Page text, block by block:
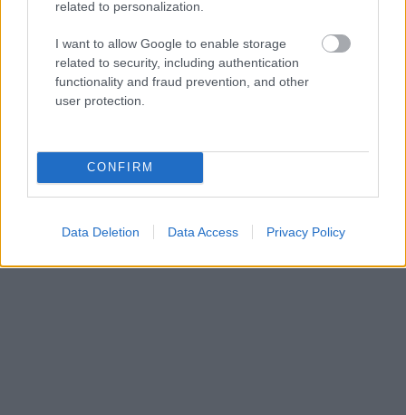
related to personalization.
I want to allow Google to enable storage
related to security, including authentication
functionality and fraud prevention, and other
user protection.
CONFIRM
Data Deletion Data Access Privacy Policy
darbs no 9.00 līdz
Numerologi izceļ četrus
dzimšanas datumus,
kuru īpašniekiem
brīvība ir īpaši svarīga
Neierasts skats Rīgā
raisa jautājumus
līdzcilvēkos